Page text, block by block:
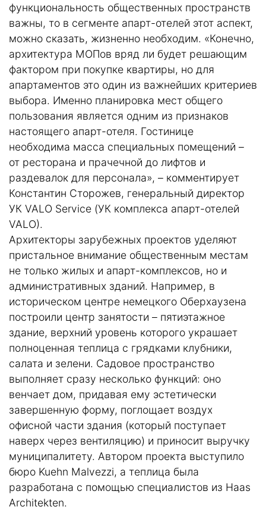
функциональность общественных пространств
важны, то в сегменте апарт-отелей этот аспект,
можно сказать, жизненно необходим. «Конечно,
архитектура МОПов вряд ли будет решающим
фактором при покупке квартиры, но для
апартаментов это один из важнейших критериев
выбора. Именно планировка мест общего
пользования является одним из признаков
настоящего апарт-отеля. Гостинице
необходима масса специальных помещений –
от ресторана и прачечной до лифтов и
раздевалок для персонала», – комментирует
Константин Сторожев, генеральный директор
УК VALO Service (УК комплекса апарт-отелей
VALO).
Архитекторы зарубежных проектов уделяют
пристальное внимание общественным местам
не только жилых и апарт-комплексов, но и
административных зданий. Например, в
историческом центре немецкого Оберхаузена
построили центр занятости – пятиэтажное
здание, верхний уровень которого украшает
полноценная теплица с грядками клубники,
салата и зелени. Садовое пространство
выполняет сразу несколько функций: оно
венчает дом, придавая ему эстетически
завершенную форму, поглощает воздух
офисной части здания (который поступает
наверх через вентиляцию) и приносит выручку
муниципалитету. Автором проекта выступило
бюро Kuehn Malvezzi, а теплица была
разработана с помощью специалистов из Haas
Architekten.